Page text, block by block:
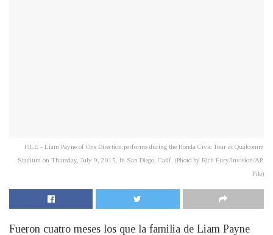
FILE - Liam Payne of One Direction performs during the Honda Civic Tour at Qualcomm
Stadium on Thursday, July 9, 2015, in San Diego, Calif. (Photo by Rich Fury/Invision/AP,
File)
Fueron cuatro meses los que la familia de Liam Payne